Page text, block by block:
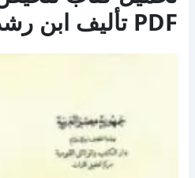
PDF تأليف ابن رشد كامل مجانا